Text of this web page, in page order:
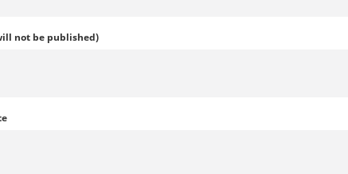
not be published)